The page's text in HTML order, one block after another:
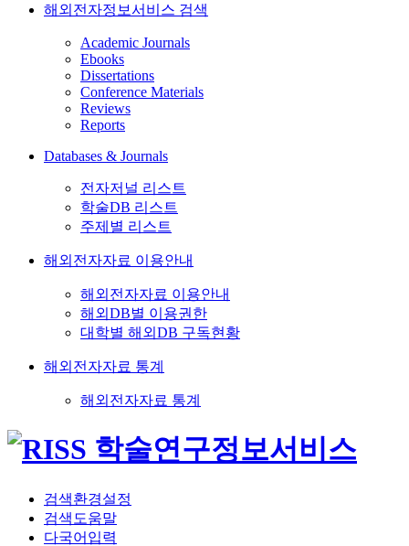
해외전자정보서비스 검색
Academic Journals
Ebooks
Dissertations
Conference Materials
Reviews
Reports
Databases & Journals
전자저널 리스트
학술DB 리스트
주제별 리스트
해외전자자료 이용안내
해외전자자료 이용안내
해외DB별 이용권한
대학별 해외DB 구독현황
해외전자자료 통계
해외전자자료 통계
검색환경설정
검색도움말
다국어입력